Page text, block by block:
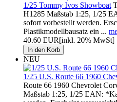
1/25 Tommy Ivos Showboat
H1285 Maßstab 1:25, 1/25
sofort vorbestellt werden.
Plastikmodellbausatz ein ...
40.60 EUR[inkl. 20% MwSt]
NEU
1/25 U.S. Route 66 1960
Route 66 1960 Chevrolet
Maßstab 1:25, 1/25 EAN: